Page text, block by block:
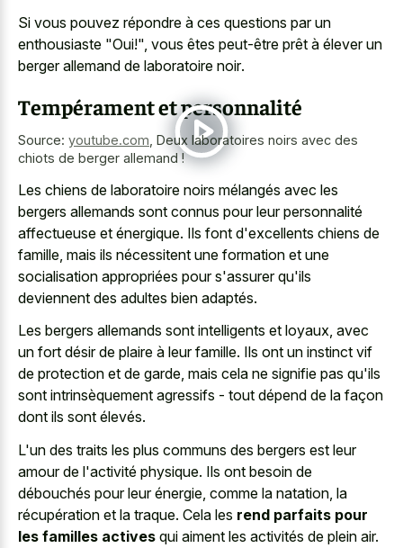
Si vous pouvez répondre à ces questions par un
enthousiaste "Oui!", vous êtes peut-être prêt à élever un
berger allemand de laboratoire noir.
Tempérament et personnalité
Source: youtube.com Deux laboratoires noirs avec des
chiots de berger allemand !
Les chiens de laboratoire noirs mélangés avec les
bergers allemands sont connus pour leur personnalité
affectueuse et énergique. Ils font d'excellents chiens de
famille, mais ils nécessitent une formation et une
socialisation appropriées pour s'assurer qu'ils
deviennent des adultes bien adaptés.
Les bergers allemands sont intelligents et loyaux, avec
un fort désir de plaire à leur famille. Ils ont un instinct vif
de protection et de garde, mais cela ne signifie pas qu'ils
sont intrinsèquement agressifs - tout dépend de la façon
dont ils sont élevés.
L'un des traits les plus communs des bergers est leur
amour de l'activité physique. Ils ont besoin de
débouchés pour leur énergie, comme la natation, la
récupération et la traque. Cela les rend parfaits pour
les familles actives qui aiment les activités de plein air.